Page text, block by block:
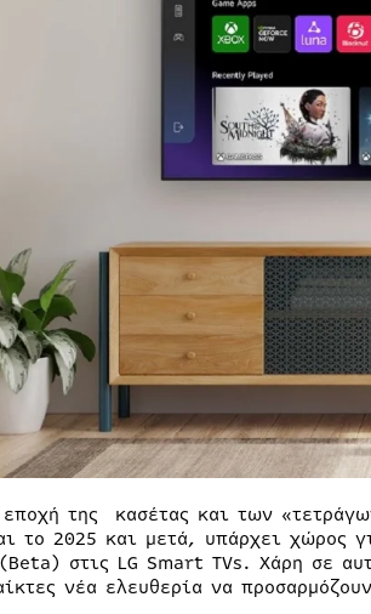
της κασέτας και των
το 2025 και μετά, υπάρχει χώρος
στις LG Smart TVs. Χάρη σε
νέα ελευθερία να